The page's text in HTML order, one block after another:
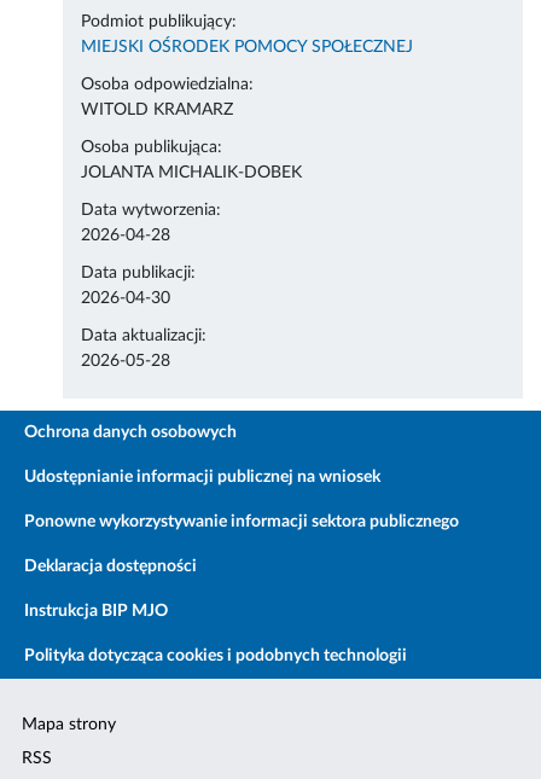
Podmiot publikujący:
MIEJSKI OŚRODEK POMOCY SPOŁECZNEJ
Osoba odpowiedzialna:
WITOLD KRAMARZ
Osoba publikująca:
JOLANTA MICHALIK-DOBEK
Data wytworzenia:
2026-04-28
Data publikacji:
2026-04-30
Data aktualizacji:
2026-05-28
Ochrona danych osobowych
Udostępnianie informacji publicznej na wniosek
Ponowne wykorzystywanie informacji sektora publicznego
Deklaracja dostępności
Instrukcja BIP MJO
Polityka dotycząca cookies i podobnych technologii
Mapa strony
RSS